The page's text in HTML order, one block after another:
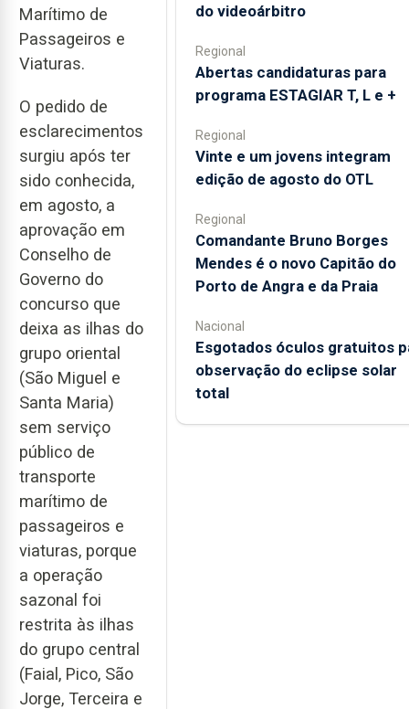
Marítimo de
Passageiros e
Viaturas.
O pedido de
esclarecimentos
surgiu após ter
sido conhecida,
em agosto, a
aprovação em
Conselho de
Governo do
concurso que
deixa as ilhas do
grupo oriental
(São Miguel e
Santa Maria)
sem serviço
público de
transporte
marítimo de
passageiros e
viaturas, porque
a operação
sazonal foi
restrita às ilhas
do grupo central
(Faial, Pico, São
Jorge, Terceira e
do videoárbitro
Regional
Abertas candidaturas para
programa ESTAGIAR T, L e +
Regional
Vinte e um jovens integram
edição de agosto do OTL
Regional
Comandante Bruno Borges
Mendes é o novo Capitão do
Porto de Angra e da Praia
Nacional
Esgotados óculos gratuitos
observação do eclipse solar
total